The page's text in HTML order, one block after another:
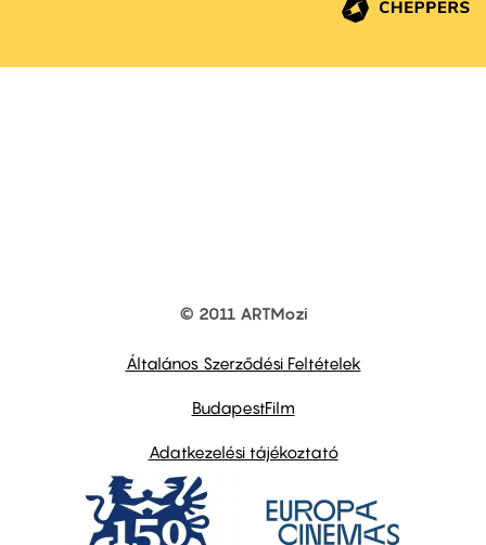
© 2011 ARTMozi
Általános Szerződési Feltételek
BudapestFilm
Adatkezelési tájékoztató